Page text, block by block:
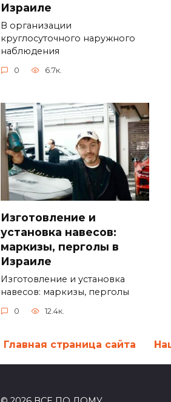
Израиле
В организации
круглосуточного наружного
наблюдения
0 6.7к.
Изготовление и
установка навесов:
маркизы, перголы в
Израиле
Изготовление и установка
навесов: маркизы, перголы
0 12.4к.
Главная страница сайта